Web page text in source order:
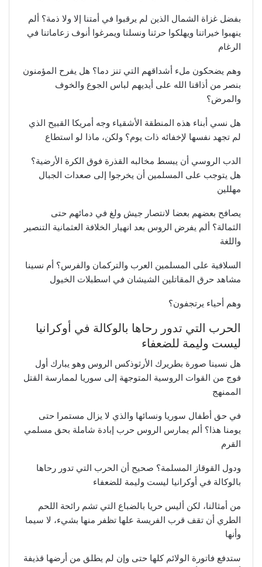
بفضل غزاة الشمال الذين لم يرقبوا في أمتنا إلا ولا ذمة؟ ألم
ينهبوا خيراتنا ويهلكوا حرثنا ونسلنا ويمرغوا أنوف زعاماتنا في
الرغام
وهم يضحكون ملء أشداقهم التي تنز دما؟ هل يفرح المؤمنون
بنصر من أذاقنا الله على أيديهم لباس الجوع والخوف
والمرض؟
هل نسي أبناء هذه المنطقة الأشقياء وجه أمريكا القبيح الذي
لم تجهد نفسها لإخفائه ذات يوم؟ ولكن، ماذا لو استطاع
الدب الروسي أن يبسط مخالبه القذرة فوق الكرة الأرضية؟
هل يتوجب على المسلمين أن يخرجوا إلى صعدات الجبال
مهللين
يصافح بعضهم بعضا لانتصار جيش ولغ في دمائهم حتى
الثمالة؟ ألم يفرض الروس بعد انهيار الخلافة العثمانية التنصير
واللغة
السلافية على المسلمين العرب والتركمان والفرس؟ أم نسينا
مشاهد حرق المقاتلين الشيشان في اسطبلات الخيول
وهم أحياء يرتجفون؟
الحرب التي تدور رحاها بالوكالة في أوكرانيا
ليست وليمة للضعفاء
هل نسينا صورة بطريرك الأرثوذكس الروس وهو يبارك أول
فوج من القوات الروسية المتوجهة إلى سوريا لممارسة القتل
الممنهج
في حق أطفال سوريا ونسائها والذي لا يزال مستمرا حتى
يومنا هذا؟ ألم يمارس الروس حرب إبادة شاملة بحق مسلمي
القرم
ودول القوقاز المسلمة؟ صحيح أن الحرب التي تدور رحاها
بالوكالة في أوكرانيا ليست وليمة للضعفاء
من أمثالنا، لكن أليس حريا بالضباع التي تشم رائحة اللحم
الطري أن تقف قرب الفريسة علها تظفر منها بشيء، لا سيما
وأنها
ستدفع فاتورة الولائم كلها حتى وإن لم يطلق من أرضها قذيفة